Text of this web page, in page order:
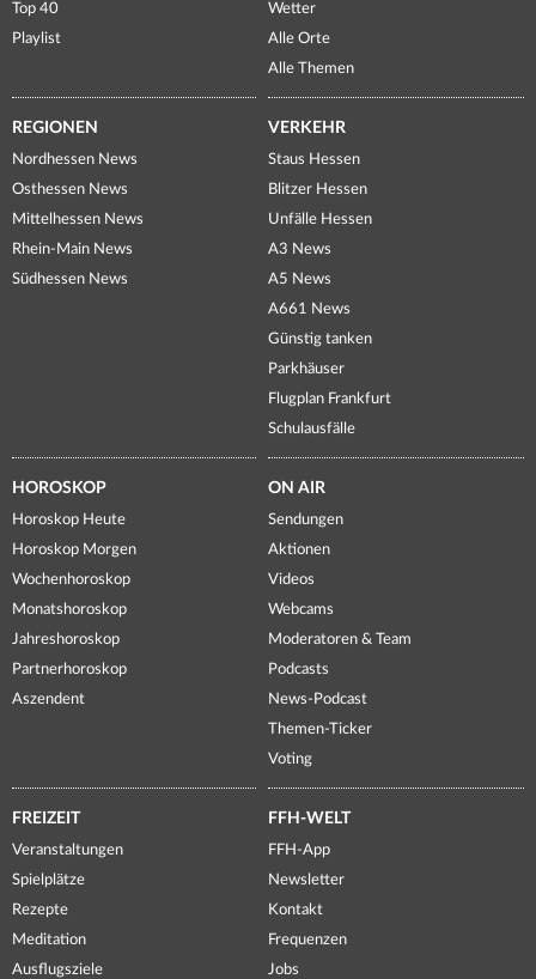
Top 40
Playlist
Wetter
Alle Orte
Alle Themen
REGIONEN
Nordhessen News
Osthessen News
Mittelhessen News
Rhein-Main News
Südhessen News
VERKEHR
Staus Hessen
Blitzer Hessen
Unfälle Hessen
A3 News
A5 News
A661 News
Günstig tanken
Parkhäuser
Flugplan Frankfurt
Schulausfälle
HOROSKOP
Horoskop Heute
Horoskop Morgen
Wochenhoroskop
Monatshoroskop
Jahreshoroskop
Partnerhoroskop
Aszendent
ON AIR
Sendungen
Aktionen
Videos
Webcams
Moderatoren & Team
Podcasts
News-Podcast
Themen-Ticker
Voting
FREIZEIT
Veranstaltungen
Spielplätze
Rezepte
Meditation
Ausflugsziele
FFH-WELT
FFH-App
Newsletter
Kontakt
Frequenzen
Jobs